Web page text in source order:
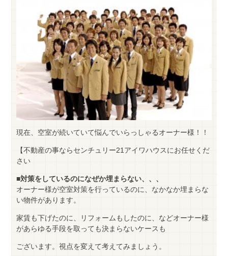
現在、空室が続いていて悩んでいらっしゃるオーナー様！！
【不動産の事ならセンチュリー21アイワハウスにお任せくだ
さい
■対策をしているのになぜか埋まらない、、、
オーナー様が空室対策を行っているのに、なかなか埋まらな
い物件があります。
家賃も下げたのに、リフォームもしたのに、などオーナー様
があらゆる手段を取っても決まらないケースも
ございます。視点を変えて考えてみましょう。